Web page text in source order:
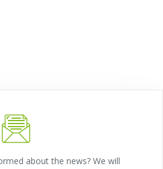
about the news? We will